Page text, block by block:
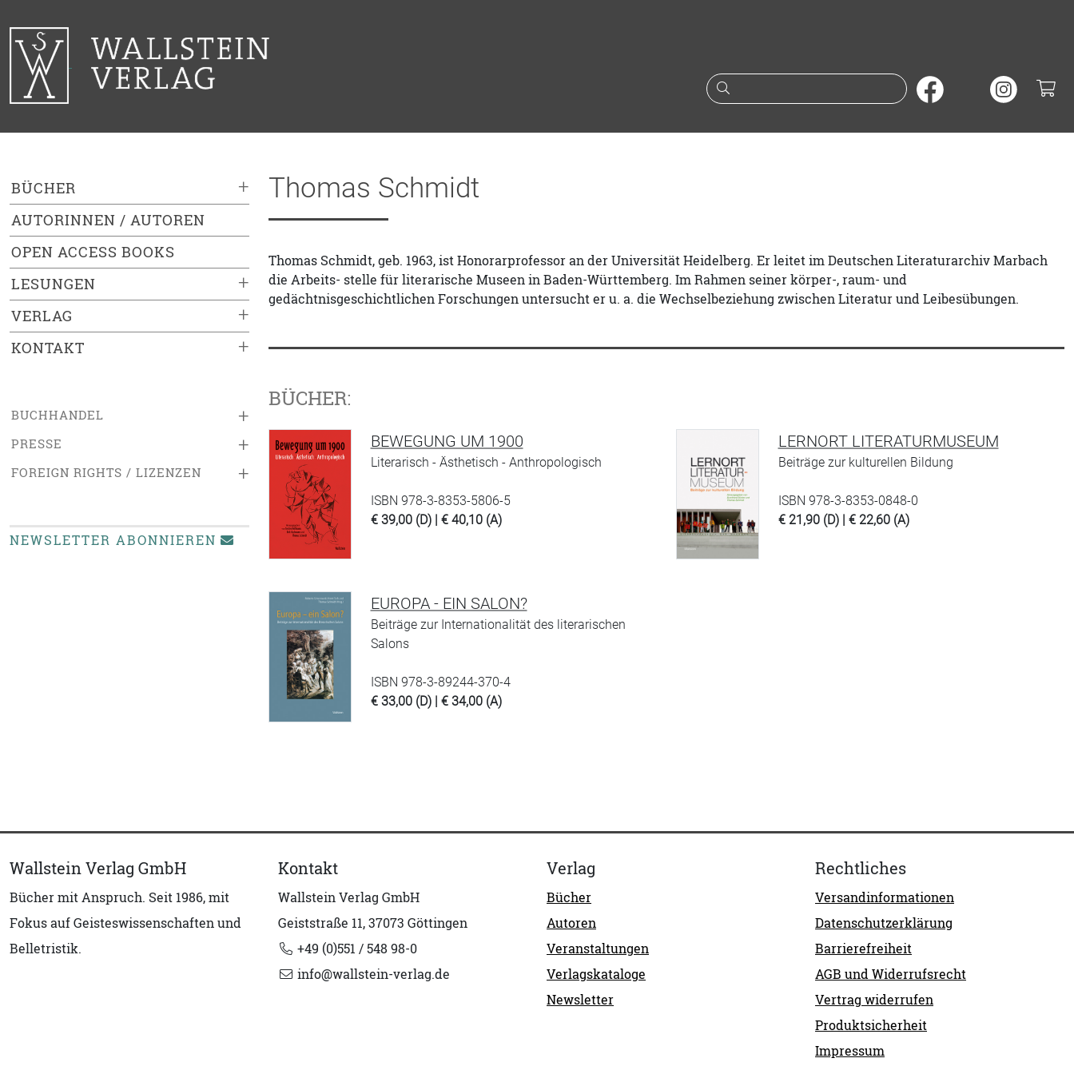
Suche nach Büchern oder
+
BÜCHER
AUTORINNEN / AUTOREN
OPEN ACCESS BOOKS
+
LESUNGEN
+
VERLAG
+
KONTAKT
+
BUCHHANDEL
+
PRESSE
+
FOREIGN RIGHTS / LIZENZEN
NEWSLETTER ABONNIEREN
Thomas Schmidt
Thomas Schmidt, geb. 1963, ist Honorarprofessor an der Universität Heidelberg. Er leitet im Deutschen Literaturarchiv Marbach
die Arbeits- stelle für literarische Museen in Baden-Württemberg. Im Rahmen seiner körper-, raum- und
gedächtnisgeschichtlichen Forschungen untersucht er u. a. die Wechselbeziehung zwischen Literatur und Leibesübungen.
BÜCHER:
BEWEGUNG UM 1900
Literarisch - Ästhetisch - Anthropologisch
ISBN 978-3-8353-5806-5
€ 39,00 (D) | € 40,10 (A)
LERNORT LITERATURMUSEUM
Beiträge zur kulturellen Bildung
ISBN 978-3-8353-0848-0
€ 21,90 (D) | € 22,60 (A)
EUROPA - EIN SALON?
Beiträge zur Internationalität des literarischen
Salons
ISBN 978-3-89244-370-4
€ 33,00 (D) | € 34,00 (A)
Wallstein Verlag GmbH
Bücher mit Anspruch. Seit 1986, mit
Fokus auf Geisteswissenschaften und
Belletristik.
Kontakt
Wallstein Verlag GmbH
Geiststraße 11, 37073 Göttingen
+49 (0)551 / 548 98-0
info@wallstein-verlag.de
Verlag
Bücher
Autoren
Veranstaltungen
Verlagskataloge
Newsletter
Rechtliches
Versandinformationen
Datenschutzerklärung
Barrierefreiheit
AGB und Widerrufsrecht
Vertrag widerrufen
Produktsicherheit
Impressum